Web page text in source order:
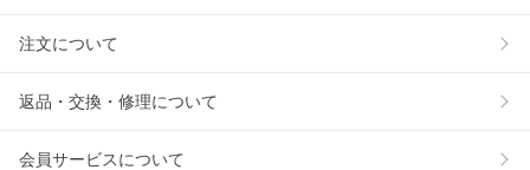
注文について
返品・交換・修理について
会員サービスについて